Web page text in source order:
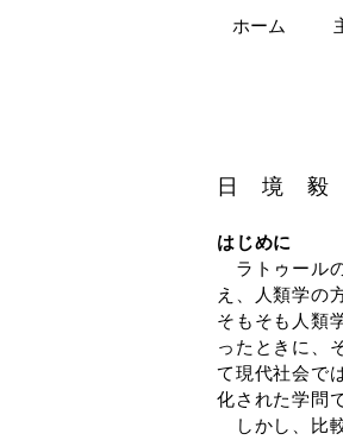
ホーム
新型コ
日 境 毅
はじめに
ラトゥール
え、人類学の
そもそも人類
ったときに、
て現代社会で
化された学問
しかし、比